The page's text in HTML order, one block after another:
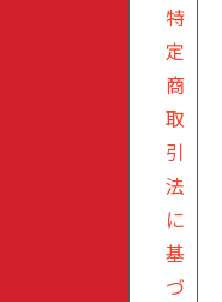
特
定
商
取
引
法
に
基
づ